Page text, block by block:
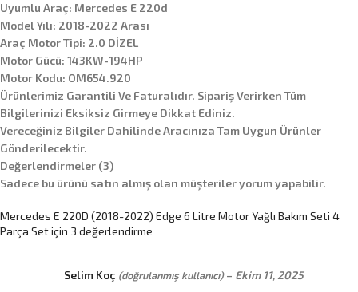
Uyumlu Araç: Mercedes E 220d
Model Yılı: 2018-2022 Arası
Araç Motor Tipi: 2.0 DİZEL
Motor Gücü: 143KW-194HP
Motor Kodu: OM654.920
Ürünlerimiz Garantili Ve Faturalıdır. Sipariş Verirken Tüm
Bilgilerinizi Eksiksiz Girmeye Dikkat Ediniz.
Vereceğiniz Bilgiler Dahilinde Aracınıza Tam Uygun Ürünler
Gönderilecektir.
Değerlendirmeler (3)
Mercedes E 220D (2018-2022) Edge 6 Litre Motor Yağlı Bakım Seti 4
Parça Setiçin 3 değerlendirme
Selim Koç (doğrulanmış kullanıcı) – Ekim 11, 2025
Sadece bu ürünü satın almış olan müşteriler yorum yapabilir.